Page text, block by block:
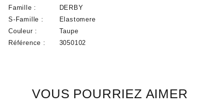
Famille :
DERBY
S-Famille :
Elastomere
Couleur :
Taupe
Référence :
3050102
VOUS POURRIEZ AIMER